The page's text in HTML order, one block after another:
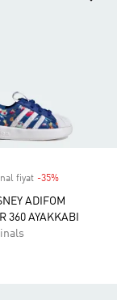
fiyat -35%
ADIFOM
360 AYAKKABI